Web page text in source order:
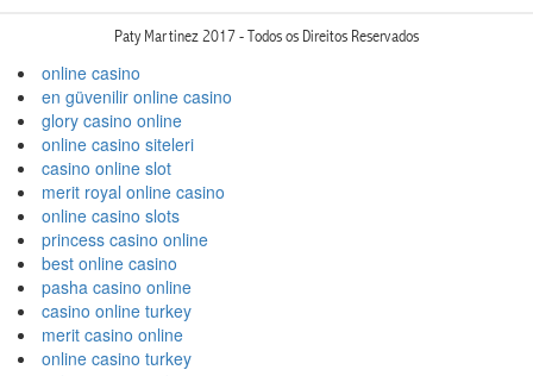
Paty Martinez 2017 - Todos os Direitos Reservados
online casino
en güvenilir online casino
glory casino online
online casino siteleri
casino online slot
merit royal online casino
online casino slots
princess casino online
best online casino
pasha casino online
casino online turkey
merit casino online
online casino turkey